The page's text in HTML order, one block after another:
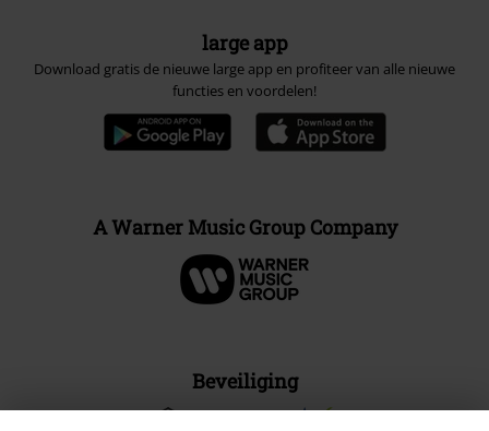
large app
Download gratis de nieuwe large app en profiteer van alle nieuwe
functies en voordelen!
A Warner Music Group Company
Beveiliging